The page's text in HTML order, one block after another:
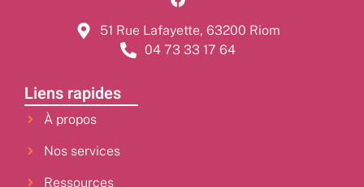
51 Rue Lafayette, 63200 Riom
04 73 33 17 64
Liens rapides
À propos
Nos services
Ressources